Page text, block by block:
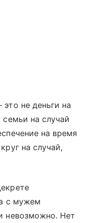
не деньги на
на случай
на время
на случай,
с мужем
невозможно. Нет